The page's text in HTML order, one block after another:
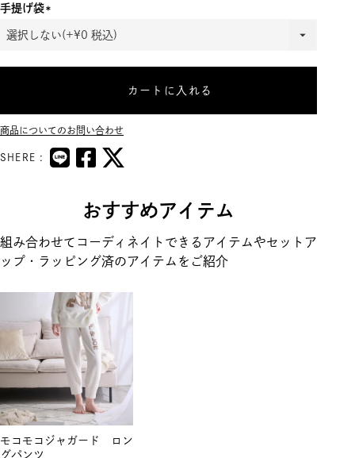
手提げ袋
(必
カートに入れる
商品についてのお問い合わせ
SHERE :
おすすめアイテム
組み合わせてコーディネイトできるアイテムやセットア
ップ・ラッピング済のアイテムをご紹介
モコモコジャガード ロン
グパンツ